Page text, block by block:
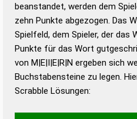
Duden
Duden
Deutsch
Duden
Duden
beanstandet, werden dem
zehn Punkte abgezogen. Das
Spielfeld, dem Spieler, der das
Punkte für das Wort
von M|E|I|E|R|N ergeben sich
Buchstabensteine zu legen.
Scrabble Lösungen: